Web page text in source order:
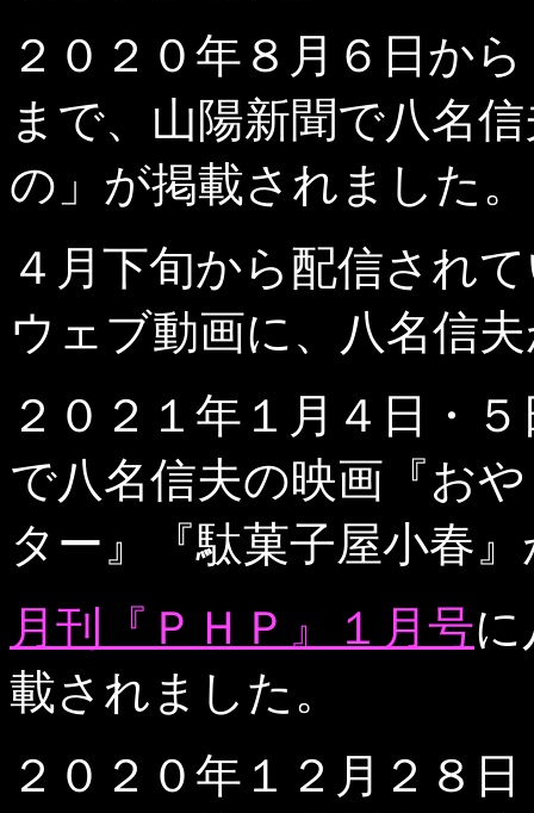
２０２０年８月６日か
まで、山陽新聞で八名
の」が掲載されました
４月下旬から配信され
ウェブ動画に、八名信
２０２１年１月４日・
で八名信夫の映画『お
ター』『駄菓子屋小春
月刊『ＰＨＰ』１月号
載されました。
２０２０年１２月２８